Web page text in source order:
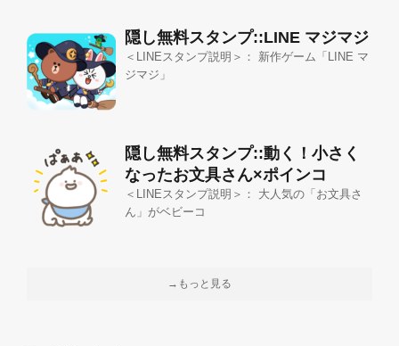
隠し無料スタンプ::LINE マジマジ
＜LINEスタンプ説明＞： 新作ゲーム「LINE マ
ジマジ」
隠し無料スタンプ::動く！小さく
なったお文具さん×ポインコ
＜LINEスタンプ説明＞： 大人気の「お文具さ
ん」がベビーコ
→もっと見る